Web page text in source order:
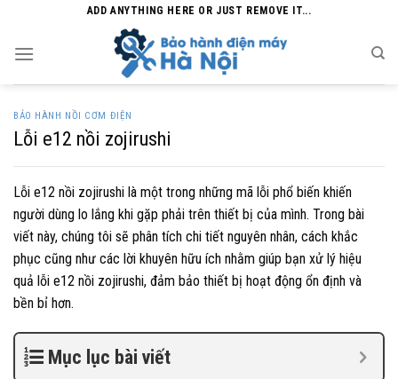
content
ADD ANYTHING HERE OR JUST REMOVE IT...
BẢO HÀNH NỒI CƠM ĐIỆN
Lỗi e12 nồi zojirushi
Lỗi e12 nồi zojirushi là một trong những mã lỗi phổ biến khiến
người dùng lo lắng khi gặp phải trên thiết bị của mình. Trong bài
viết này, chúng tôi sẽ phân tích chi tiết nguyên nhân, cách khắc
phục cũng như các lời khuyên hữu ích nhằm giúp bạn xử lý hiệu
quả lỗi e12 nồi zojirushi, đảm bảo thiết bị hoạt động ổn định và
bền bỉ hơn.
Mục lục bài viết